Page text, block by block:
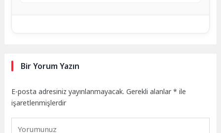
Bir Yorum Yazın
E-posta adresiniz yayınlanmayacak. Gerekli alanlar* ile
işaretlenmişlerdir